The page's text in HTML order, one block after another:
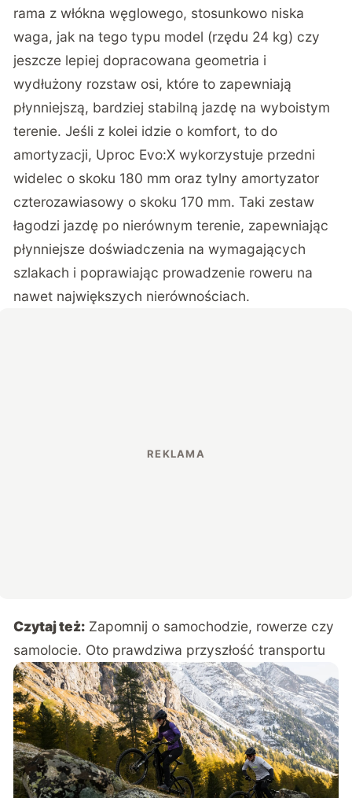
rama z włókna węglowego, stosunkowo niska
waga, jak na tego typu model (rzędu 24 kg) czy
jeszcze lepiej dopracowana geometria i
wydłużony rozstaw osi, które to zapewniają
płynniejszą, bardziej stabilną jazdę na wyboistym
terenie. Jeśli z kolei idzie o komfort, to do
amortyzacji, Uproc Evo:X wykorzystuje przedni
widelec o skoku 180 mm oraz tylny amortyzator
czterozawiasowy o skoku 170 mm. Taki zestaw
łagodzi jazdę po nierównym terenie, zapewniając
płynniejsze doświadczenia na wymagających
szlakach i poprawiając prowadzenie roweru na
nawet największych nierównościach.
Czytaj też: Zapomnij o samochodzie, rowerze czy
samolocie. Oto prawdziwa przyszłość transportu